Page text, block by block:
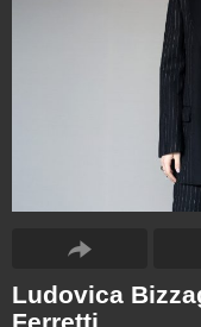
Ludovica
Ferretti